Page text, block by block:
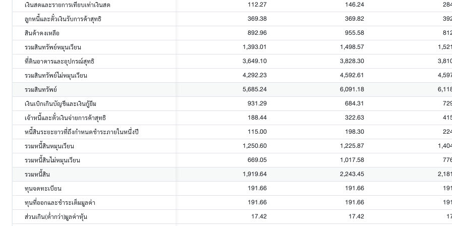
เงินสดและรายการเทียบเท่าเงินสด 112.27 146.24
ลูกหนี้และตั๋วเงินรับการค้าสุทธิ 369.38 369.82
สินค้าคงเหลือ 892.96 955.58
รวมสินทรัพย์หมุนเวียน 1,393.01 1,498.57
ที่ดินอาคารและอุปกรณ์สุทธิ 3,649.10 3,828.30
รวมสินทรัพย์ไม่หมุนเวียน 4,292.23 4,592.61
รวมสินทรัพย์ 5,685.24 6,091.18
เงินเบิกเกินบัญชีและเงินกู้ยืม 931.29 684.31
เจ้าหนี้และตั๋วเงินจ่ายการค้าสุทธิ 188.44 322.63
หนี้สินระยะยาวที่ถึงกำหนดชำระภายในหนึ่งปี 115.00 198.30
รวมหนี้สินหมุนเวียน 1,250.60 1,225.87
รวมหนี้สินไม่หมุนเวียน 669.05 1,017.58
รวมหนี้สิน 1,919.64 2,243.45
ทุนจดทะเบียน 191.66 191.66
ทุนที่ออกและชำระเต็มมูลค่า 191.66 191.66
ส่วนเกิน(ต่ำกว่า)มูลค่าหุ้น 17.42 17.42